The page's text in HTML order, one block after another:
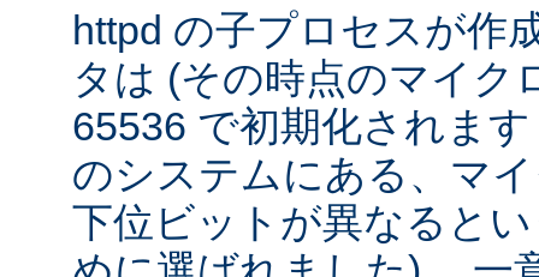
httpd の子プロセスが作
タは (その時点のマイク
65536 で初期化されま
のシステムにある、マ
下位ビットが異なると